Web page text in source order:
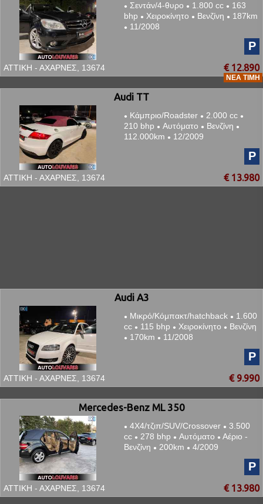
ΝΈΑ ΤΙΜΉ
● Σεντάν/4-θυρο ● 1.800 cc ● 163
bhp ● Χειροκίνητο ● Βενζίνη ● 187km
● 11/2008
P
ΑΤΤΙΚΗ - ΑΧΑΡΝΕΣ, 13674 € 12.890
Audi TT
● Κάμπριο/Roadster ● 2.000 cc ●
210 bhp ● Αυτόματο ● Βενζίνη ●
112.000km ● 12/2009
P
ΑΤΤΙΚΗ - ΑΧΑΡΝΕΣ, 13674 € 13.980
Audi A3
● Μικρό/Κόμπακτ/hatchback ● 1.600
cc ● 115 bhp ● Χειροκίνητο ● Βενζίνη
● 170km ● 11/2008
P
ΑΤΤΙΚΗ - ΑΧΑΡΝΕΣ, 13674 € 9.990
Mercedes-Benz ML 350
● 4Χ4/τζιπ/SUV/Crossover ● 3.500
cc ● 278 bhp ● Αυτόματο ● Αέριο -
Βενζίνη ● 200km ● 4/2009
P
ΑΤΤΙΚΗ - ΑΧΑΡΝΕΣ, 13674 € 13.980